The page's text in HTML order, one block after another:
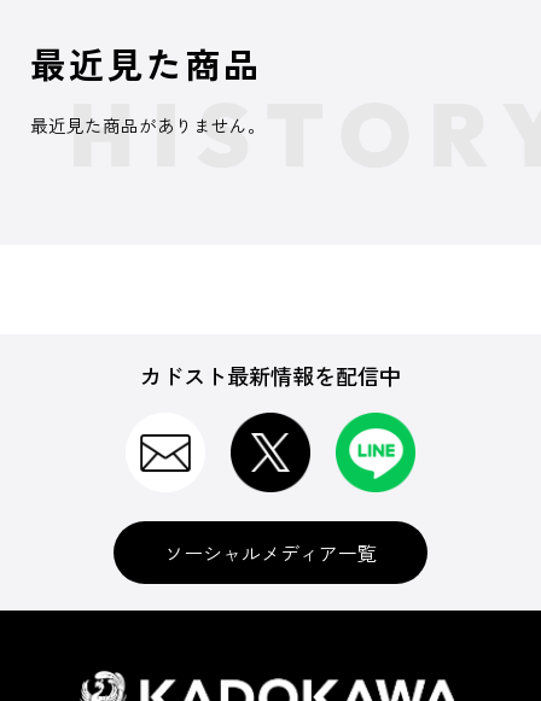
最近見た商品
最近見た商品がありません。
カドスト最新情報を配信中
ソーシャルメディア一覧